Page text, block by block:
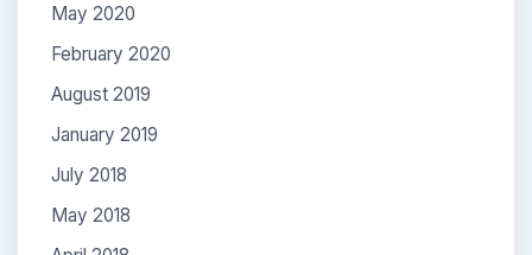
May 2020
February 2020
August 2019
January 2019
July 2018
May 2018